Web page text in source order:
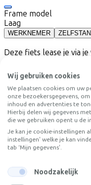
Frame model
Laag
WERKNEMER
Deze fiets lease je via
Mijn werkgever betaalt
Let op: de vermelde
Leaseprijs p/m vanaf
€81,21
Incl. Service &
Overnameprijs na 3 jaar:
E-bike
+−
Wij gebruiken cookies
We plaatsen cookies om uw
onze bezoekersgegevens,
inhoud en advertenties te
Hierbij delen wij gegevens met
die we gebruiken opent u de
Je kan je cookie-instellingen
instellingen' welke je kan
tab ‘Mijn gegevens'.
Noodzakelijk